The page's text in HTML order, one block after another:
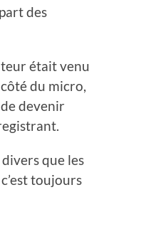
des
était venu
du micro,
devenir
que les
toujours